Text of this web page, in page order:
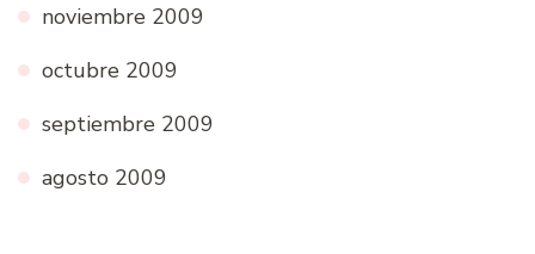
noviembre 2009
octubre 2009
septiembre 2009
agosto 2009